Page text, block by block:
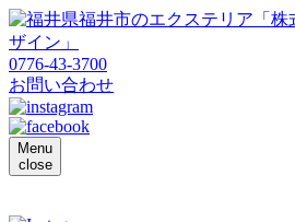
0776-43-3700
お問い合わせ
Menu
close